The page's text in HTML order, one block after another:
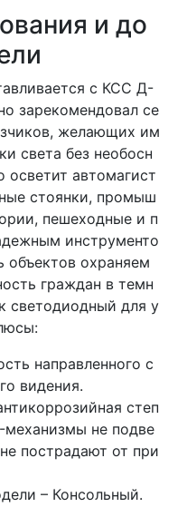
и до
с КСС Д-
зарекомендовал се
желающих им
света без необосн
осветит автомагист
стоянки, промыш
пешеходные и п
инструменто
объектов охраняем
граждан в темн
светодиодный для у
направленного с
видения.
степ
механизмы не подве
пострадают от при
– Консольный.